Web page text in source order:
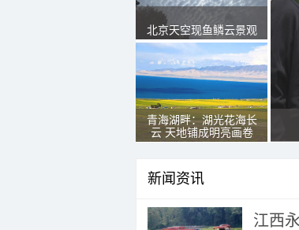
北京天空现鱼鳞云景观
青海湖畔：湖光花海长
云 天地铺成明亮画卷
新闻资讯
江西